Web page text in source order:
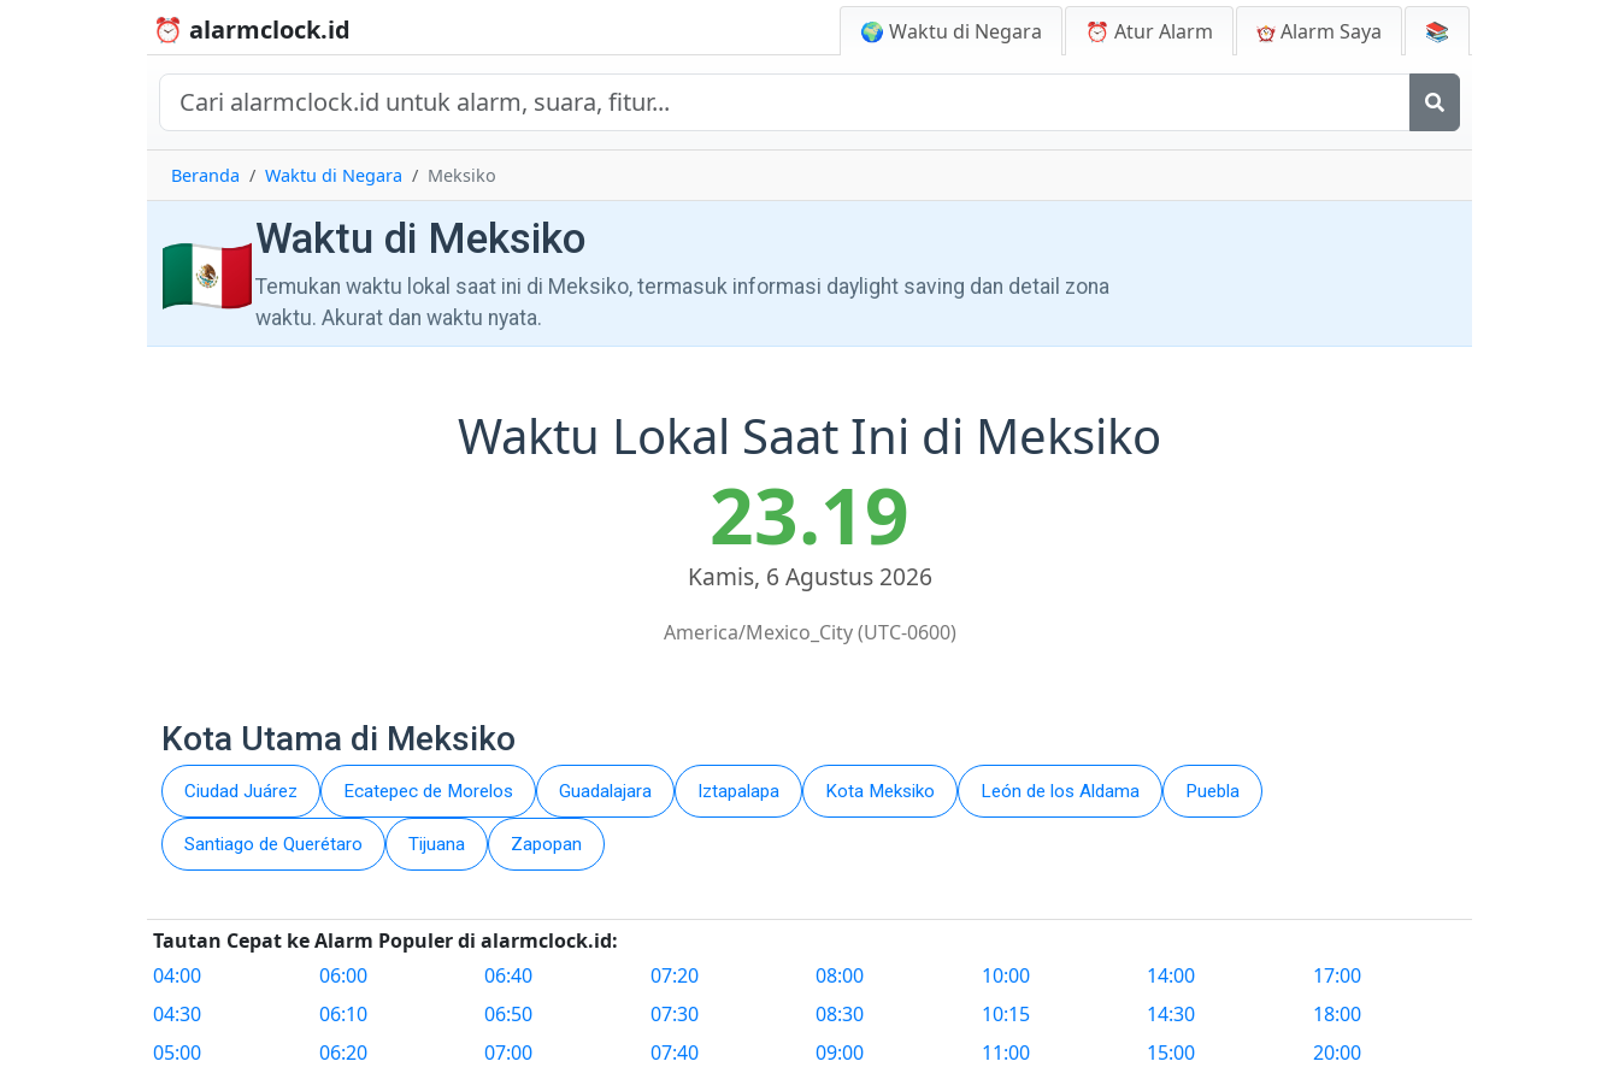
⏰ alarmclock.id 🌍 Waktu di Negara ⏰ Atur Alarm Alarm Saya 📚
Beranda Waktu di Negara Meksiko
🇲🇽Waktu di Meksiko
Temukan waktu lokal saat ini di Meksiko, termasuk informasi daylight saving dan detail zona
waktu. Akurat dan waktu nyata.
Waktu Lokal Saat Ini di Meksiko
23.19
Kamis, 6 Agustus 2026
America/Mexico_City (UTC-0600)
Kota Utama di Meksiko
Ciudad Juárez Ecatepec de Morelos Guadalajara Iztapalapa Kota Meksiko León de los Aldama Puebla
Santiago de Querétaro Tijuana Zapopan
Tautan Cepat ke Alarm Populer di alarmclock.id:
04:00
04:30
05:00
06:00
06:10
06:20
06:40
06:50
07:00
07:20
07:30
07:40
08:00
08:30
09:00
10:00
10:15
11:00
14:00
14:30
15:00
17:00
18:00
20:00